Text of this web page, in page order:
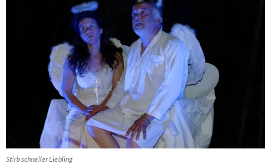
Stirb schneller Liebling